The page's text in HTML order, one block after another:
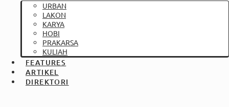
URBAN
LAKON
KARYA
HOBI
PRAKARSA
KULIAH
FEATURES
ARTIKEL
DIREKTORI